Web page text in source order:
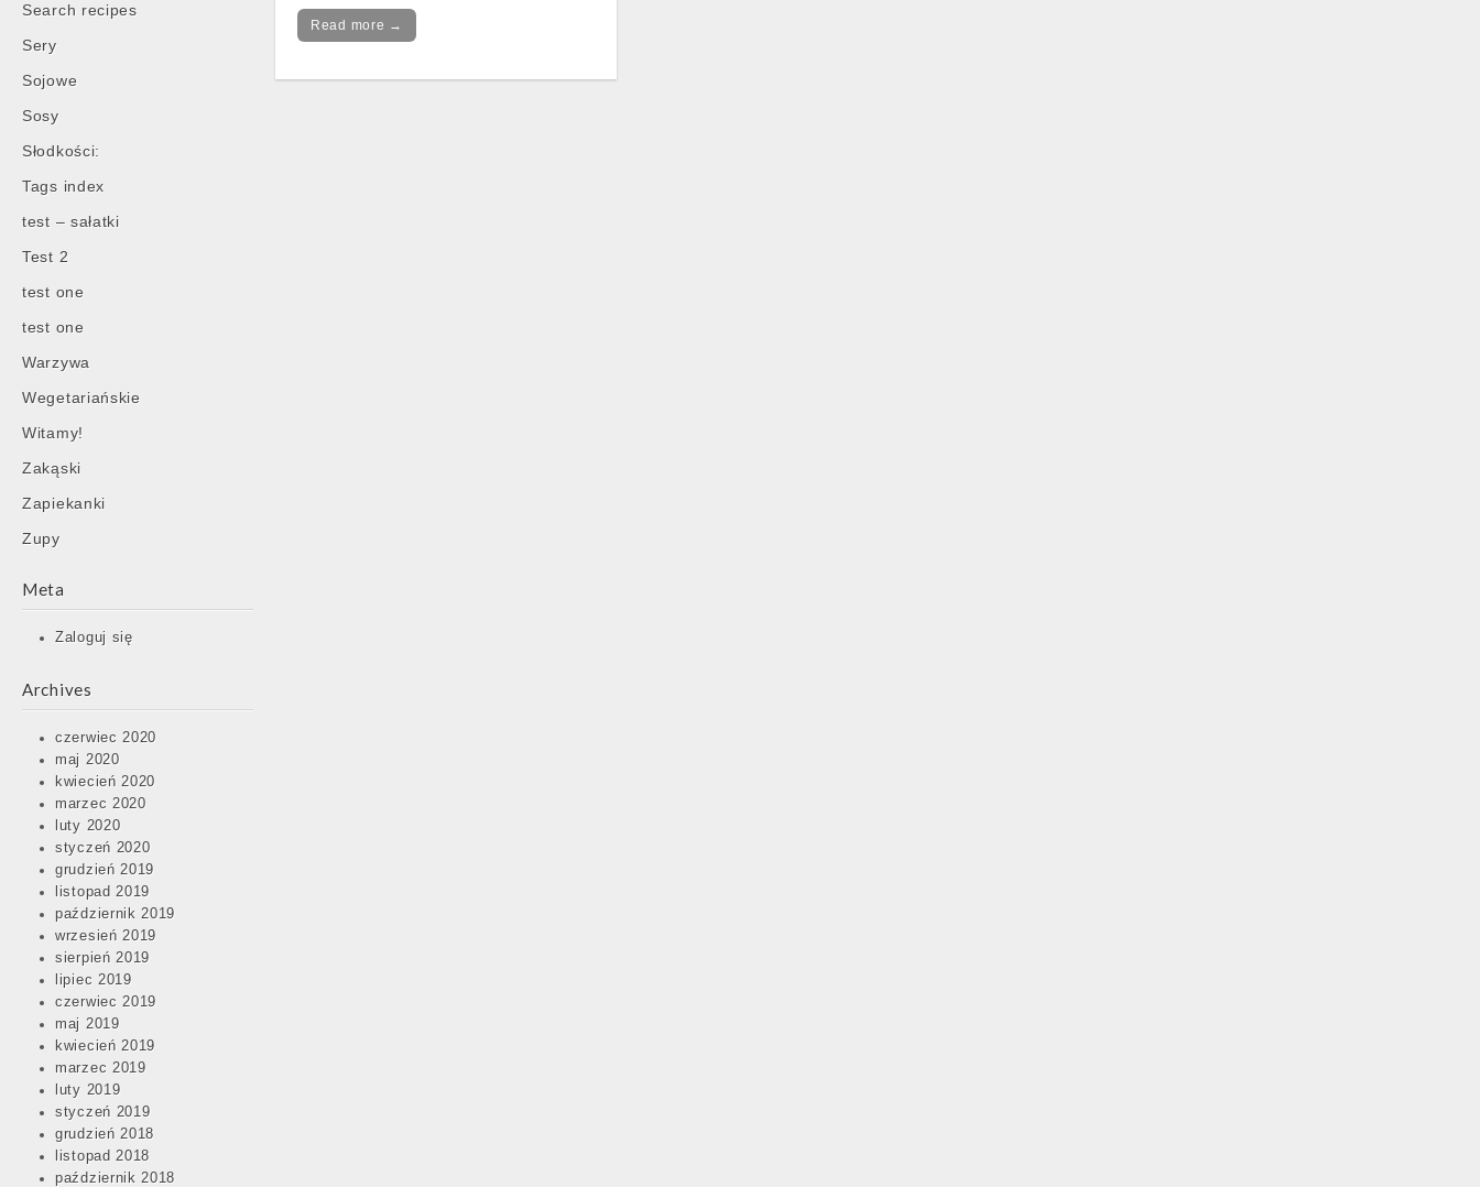
Search recipes
Sery
Sojowe
Sosy
Słodkości:
Tags index
test – sałatki
Test 2
test one
test one
Warzywa
Wegetariańskie
Witamy!
Zakąski
Zapiekanki
Zupy
Meta
Zaloguj się
Archives
czerwiec 2020
maj 2020
kwiecień 2020
marzec 2020
luty 2020
styczeń 2020
grudzień 2019
listopad 2019
październik 2019
wrzesień 2019
sierpień 2019
lipiec 2019
czerwiec 2019
maj 2019
kwiecień 2019
marzec 2019
luty 2019
styczeń 2019
grudzień 2018
listopad 2018
październik 2018
Read more →